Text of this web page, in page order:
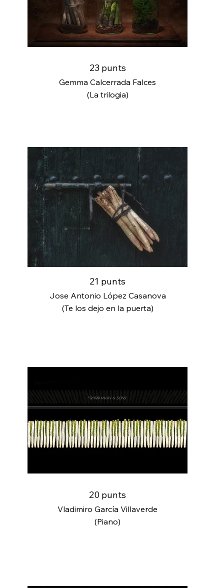
23 punts
Gemma Calcerrada Falces
(La trilogia)
21 punts
Jose Antonio López Casanova
(Te los dejo en la puerta)
20 punts
Vladimiro García Villaverde
(Piano)